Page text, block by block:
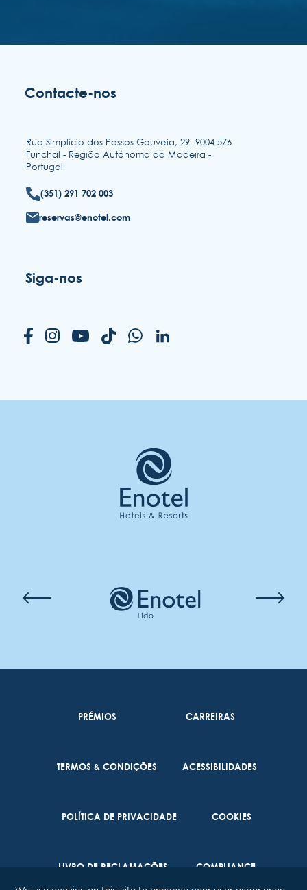
Contacte-nos
Rua Simplício dos Passos Gouveia, 29. 9004-576
Funchal - Região Autónoma da Madeira -
Portugal
(351) 291 702 003
reservas@enotel.com
Siga-nos
PRÉMIOS CARREIRAS
TERMOS & CONDIÇÕES ACESSIBILIDADES
POLÍTICA DE PRIVACIDADE COOKIES
LIVRO DE RECLAMAÇÕES COMPLIANCE